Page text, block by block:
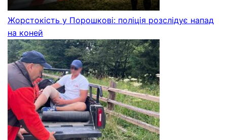
Жорстокість у Порошкові: поліція розслідує напад
на коней